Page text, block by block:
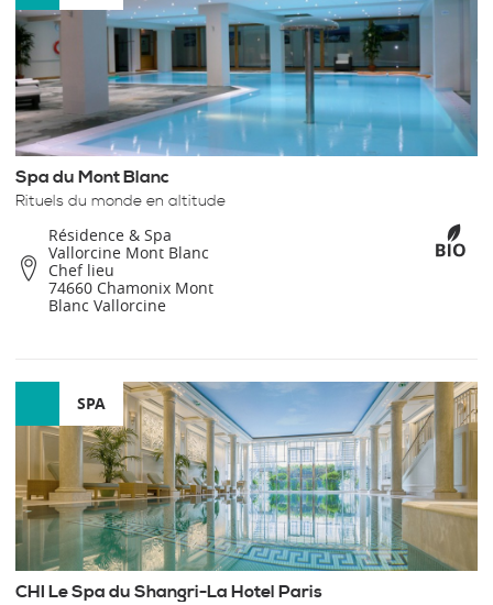
Spa du Mont Blanc
Rituels du monde en altitude
Résidence & Spa
Vallorcine Mont Blanc
Chef lieu
74660 Chamonix Mont
Blanc Vallorcine
SPA
CHI Le Spa du Shangri-La Hotel Paris